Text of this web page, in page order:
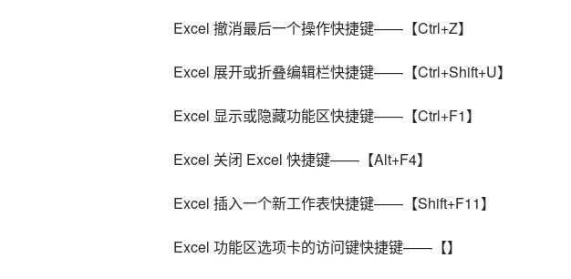
    Excel 撤消最后一个操作快捷键——【Ctrl+Z】
    Excel 展开或折叠编辑栏快捷键——【Ctrl+Shift+U】
    Excel 显示或隐藏功能区快捷键——【Ctrl+F1】
    Excel 关闭 Excel 快捷键——【Alt+F4】
    Excel 插入一个新工作表快捷键——【Shift+F11】
    Excel 功能区选项卡的访问键快捷键——【】